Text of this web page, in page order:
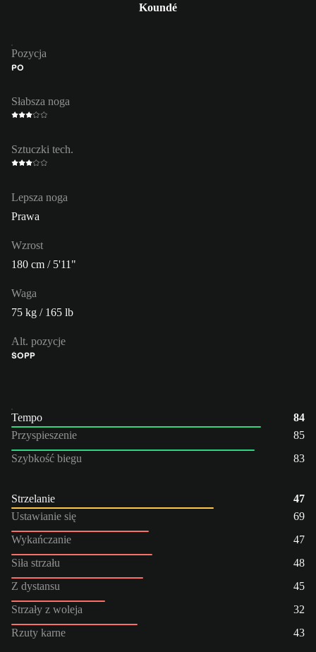
Koundé
Pozycja
PO
Słabsza noga
Sztuczki tech.
Lepsza noga
Prawa
Wzrost
180 cm / 5'11"
Waga
75 kg / 165 lb
Alt. pozycje
ŚOPP
Tempo
84
Przyspieszenie
85
Szybkość biegu
83
Strzelanie
47
Ustawianie się
69
Wykańczanie
47
Siła strzału
48
Z dystansu
45
Strzały z woleja
32
Rzuty karne
43